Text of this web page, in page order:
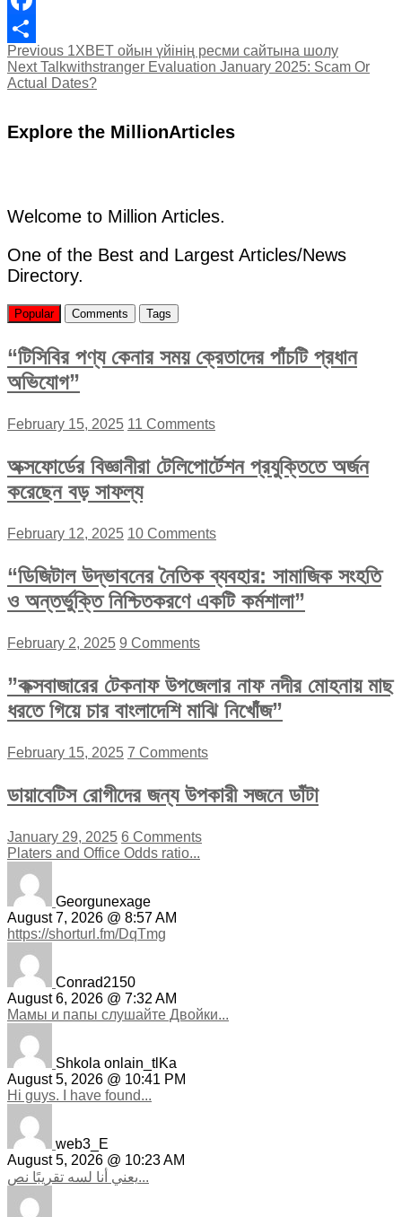
Facebook
Share
Post
navigation
Previous Previous
post:
1XBET ойын үйінің ресми сайтына шолу
Next Next
post:
Talkwithstranger Evaluation January 2025: Scam Or
Actual Dates?
Explore the MillionArticles
Welcome to Million Articles.
One of the Best and Largest Articles/News
Directory.
Popular Comments Tags
“টিসিবির পণ্য কেনার সময় ক্রেতাদের পাঁচটি প্রধান
অভিযোগ”
February 15, 2025 11 Comments
অক্সফোর্ডের বিজ্ঞানীরা টেলিপোর্টেশন প্রযুক্তিতে অর্জন
করেছেন বড় সাফল্য
February 12, 2025 10 Comments
“ডিজিটাল উদ্ভাবনের নৈতিক ব্যবহার: সামাজিক সংহতি
ও অন্তর্ভুক্তি নিশ্চিতকরণে একটি কর্মশালা”
February 2, 2025 9 Comments
”কক্সবাজারের টেকনাফ উপজেলার নাফ নদীর মোহনায় মাছ
ধরতে গিয়ে চার বাংলাদেশি মাঝি নিখোঁজ”
February 15, 2025 7 Comments
ডায়াবেটিস রোগীদের জন্য উপকারী সজনে ডাঁটা
January 29, 2025 6 Comments
Platers and Office Odds ratio...
Georgunexage
August 7, 2026 @ 8:57 AM
https://shorturl.fm/DqTmg
Conrad2150
August 6, 2026 @ 7:32 AM
Мамы и папы слушайте Двойки...
Shkola onlain_tlKa
August 5, 2026 @ 10:41 PM
Hi guys. I have found...
web3_E
August 5, 2026 @ 10:23 AM
يعني أنا لسه تقريبًا نص...